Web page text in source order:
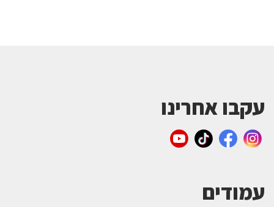
עקבו אחרינו
עמודים